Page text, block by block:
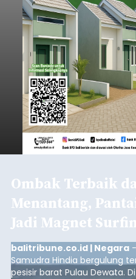
Ombak Terbaik
Menantang,
Jadi Magnet
balitribune.co.id | Negara
Samudra Hindia bergulung
pesisir barat Pulau Dewata.